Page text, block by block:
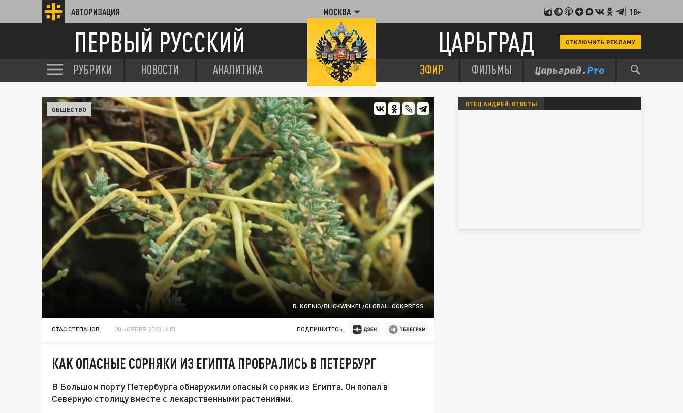
АВТОРИЗАЦИЯ МОСКВА 18+
ПЕРВЫЙ РУССКИЙ ЦАРЬГРАД ОТКЛЮЧИТЬ РЕКЛАМУ
РУБРИКИ НОВОСТИ АНАЛИТИКА ЭФИР ФИЛЬМЫ
R. KOENIG/BLICKWINKEL/GLOBALLOOKPRESS
ОБЩЕСТВО
СТАС СТЕПАНОВ 20 НОЯБРЯ 2023 16:51 ПОДПИШИТЕСЬ:
КАК ОПАСНЫЕ СОРНЯКИ ИЗ ЕГИПТА ПРОБРАЛИСЬ В ПЕТЕРБУРГ
В Большом порту Петербурга обнаружили опасный сорняк из Египта. Он попал в
Северную столицу вместе с лекарственными растениями.
ОТЕЦ АНДРЕЙ: ОТВЕТЫ